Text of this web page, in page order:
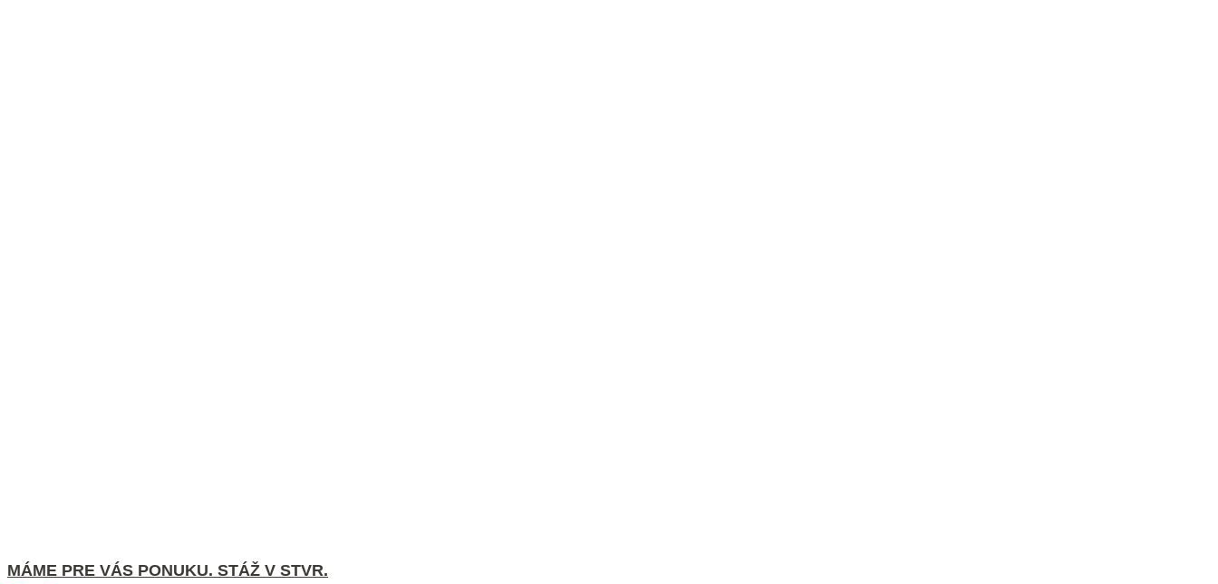
MÁME PRE VÁS PONUKU. STÁŽ V STVR.